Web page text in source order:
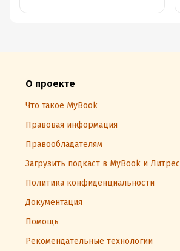
О проекте
Что такое MyBook
Правовая информация
Правообладателям
Загрузить подкаст в MyBook и Литрес
Политика конфиденциальности
Документация
Помощь
Рекомендательные технологии